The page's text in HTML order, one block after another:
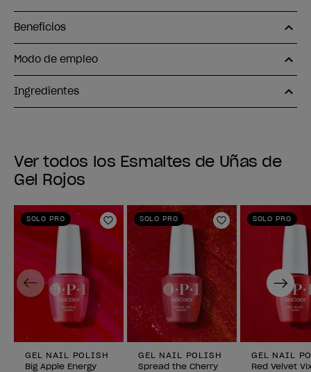
Beneficios
Modo de empleo
Ingredientes
Ver todos los Esmaltes de Uñas de
Gel Rojos
SOLO PRO
Añadir a la lista de deseos
GEL NAIL POLISH
Big Apple Energy
SOLO PRO
Añadir a la
GEL NAIL POLISH
Spread the Cherry
SOLO PRO
GEL NAIL
Red Velvet
Previous Next